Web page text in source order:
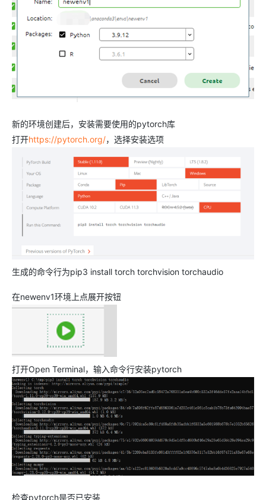
新的环境创建后，安装需要使用的pytorch库
打开https://pytorch.org/，选择安装选项
生成的命令行为pip3 install torch torchvision torchaudio
在newenv1环境上点展开按钮
打开Open Terminal，输入命令行安装pytorch
检查pytorch是否已安装